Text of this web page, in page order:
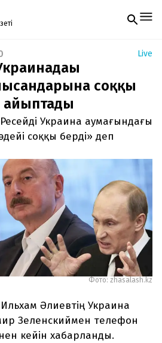
ай сайын электронды
Жаңа нөмір
жіберіледі. Тек email
жібереміз.
Live
соққы
айыптады
Украина аумағындағы
соққы берді» деп
Фото: zhasalash.kz
Әлиевтің Украина
Зеленскиймен телефон
кейін хабарланды.